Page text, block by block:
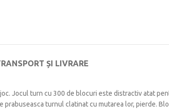
ȘI LIVRARE
Jocul turn cu 300 de blocuri este distractiv atat
prabuseasca turnul clatinat cu mutarea lor, pierde.